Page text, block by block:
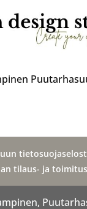
tilaus- ja